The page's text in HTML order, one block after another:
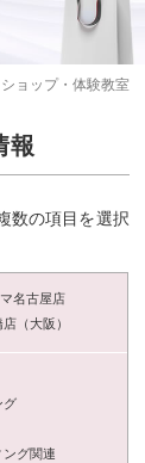
ョップ・体験教室
報
数の項目を選択
名古屋店
（大阪）
グ
ング関連